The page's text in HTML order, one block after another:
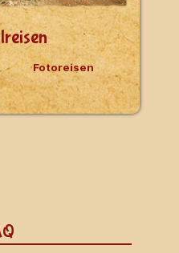
Fotoreisen